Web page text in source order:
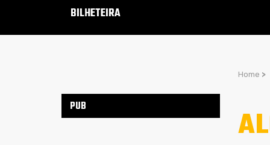
BILHETEIRA
Home >
PUB